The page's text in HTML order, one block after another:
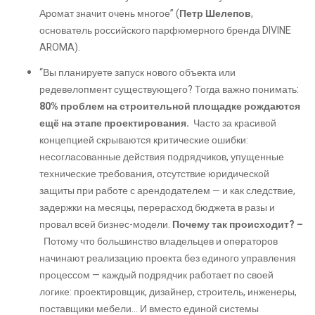
Аромат значит очень многое” (Петр Шелепов,
основатель российского парфюмерного бренда DIVINE
AROMA).
“Вы планируете запуск нового объекта или
редевелопмент существующего? Тогда важно понимать:
80% проблем на строительной площадке рождаются
ещё на этапе проектирования. Часто за красивой
концепцией скрываются критические ошибки:
несогласованные действия подрядчиков, упущенные
технические требования, отсутствие юридической
защиты при работе с арендодателем — и как следствие,
задержки на месяцы, перерасход бюджета в разы и
провал всей бизнес-модели. Почему так происходит? –
Потому что большинство владельцев и операторов
начинают реализацию проекта без единого управления
процессом — каждый подрядчик работает по своей
логике: проектировщик, дизайнер, строитель, инженеры,
поставщики мебели… И вместо единой системы